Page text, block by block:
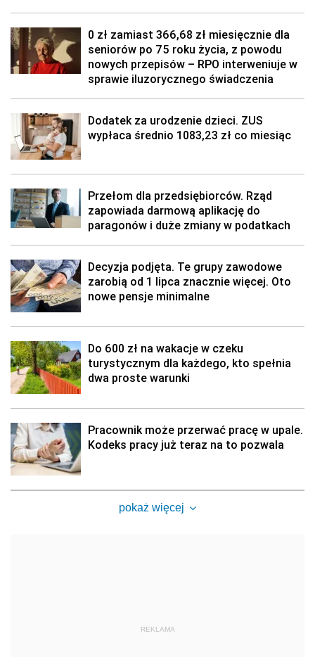
0 zł zamiast 366,68 zł miesięcznie dla
seniorów po 75 roku życia, z powodu
nowych przepisów – RPO interweniuje w
sprawie iluzorycznego świadczenia
Dodatek za urodzenie dzieci. ZUS
wypłaca średnio 1083,23 zł co miesiąc
Przełom dla przedsiębiorców. Rząd
zapowiada darmową aplikację do
paragonów i duże zmiany w podatkach
Decyzja podjęta. Te grupy zawodowe
zarobią od 1 lipca znacznie więcej. Oto
nowe pensje minimalne
Do 600 zł na wakacje w czeku
turystycznym dla każdego, kto spełnia
dwa proste warunki
Pracownik może przerwać pracę w upale.
Kodeks pracy już teraz na to pozwala
pokaż więcej
REKLAMA